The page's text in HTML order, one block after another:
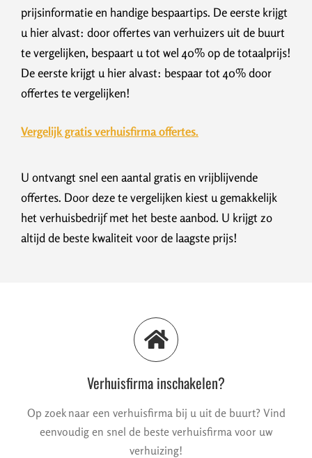
prijsinformatie en handige bespaartips. De eerste krijgt
u hier alvast: door offertes van verhuizers uit de buurt
te vergelijken, bespaart u tot wel 40% op de totaalprijs!
De eerste krijgt u hier alvast: bespaar tot 40% door
offertes te vergelijken!
Vergelijk gratis verhuisfirma offertes.
U ontvangt snel een aantal gratis en vrijblijvende
offertes. Door deze te vergelijken kiest u gemakkelijk
het verhuisbedrijf met het beste aanbod. U krijgt zo
altijd de beste kwaliteit voor de laagste prijs!
Verhuisfirma inschakelen?
Op zoek naar een verhuisfirma bij u uit de buurt? Vind
eenvoudig en snel de beste verhuisfirma voor uw
verhuizing!